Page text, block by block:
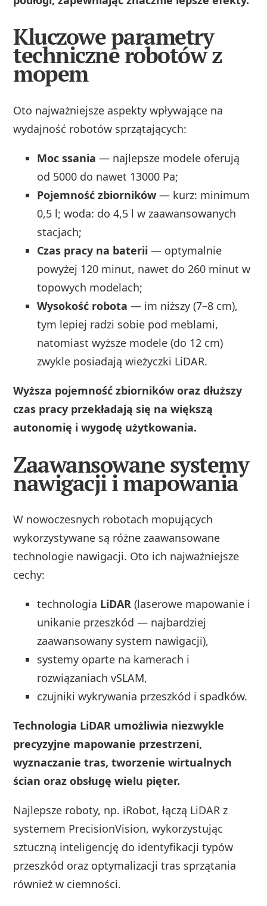
Kluczowe parametry
techniczne robotów z
mopem
Oto najważniejsze aspekty wpływające na
wydajność robotów sprzątających:
Moc ssania — najlepsze modele oferują
od 5000 do nawet 13000 Pa;
Pojemność zbiorników — kurz: minimum
0,5 l; woda: do 4,5 l w zaawansowanych
stacjach;
Czas pracy na baterii — optymalnie
powyżej 120 minut, nawet do 260 minut w
topowych modelach;
Wysokość robota — im niższy (7–8 cm),
tym lepiej radzi sobie pod meblami,
natomiast wyższe modele (do 12 cm)
zwykle posiadają wieżyczki LiDAR.
Wyższa pojemność zbiorników oraz dłuższy
czas pracy przekładają się na większą
autonomię i wygodę użytkowania.
Zaawansowane systemy
nawigacji i mapowania
W nowoczesnych robotach mopujących
wykorzystywane są różne zaawansowane
technologie nawigacji. Oto ich najważniejsze
cechy:
technologia LiDAR (laserowe mapowanie i
unikanie przeszkód — najbardziej
zaawansowany system nawigacji),
systemy oparte na kamerach i
rozwiązaniach vSLAM,
czujniki wykrywania przeszkód i spadków.
Technologia LiDAR umożliwia niezwykle
precyzyjne mapowanie przestrzeni,
wyznaczanie tras, tworzenie wirtualnych
ścian oraz obsługę wielu pięter.
Najlepsze roboty, np. iRobot, łączą LiDAR z
systemem PrecisionVision, wykorzystując
sztuczną inteligencję do identyfikacji typów
przeszkód oraz optymalizacji tras sprzątania
również w ciemności.